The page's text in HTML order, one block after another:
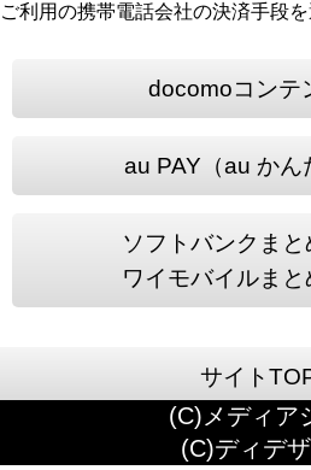
ご利用の携帯電話会社の決済手段を
docomoコンテ
au PAY（au かん
ソフトバンクま
ワイモバイルま
サイト
(C)メディア
(C)ディデ